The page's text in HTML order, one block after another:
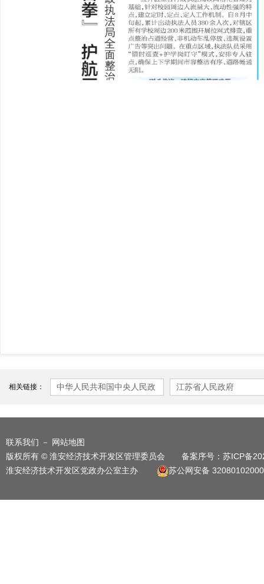
相关链接：
中华人民共和国中央人民政
江苏省人民政府
联系我们 －
网站地图
版权所有 © 淮安经济技术开发区管理委员会 备案序号： 苏ICP备
淮安经济技术开发区党政办公室主办
苏公网安备